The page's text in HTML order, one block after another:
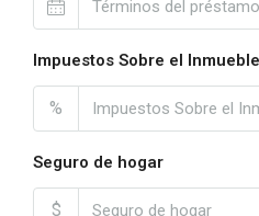
Impuestos Sobre el Inmueble
%
Seguro de hogar
$